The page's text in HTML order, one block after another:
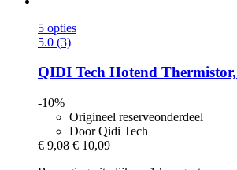
5 opties
5.0 (3)
QIDI Tech Hotend
-10%
Origineel reserveonderdeel
Door Qidi Tech
€ 9,08 € 10,09